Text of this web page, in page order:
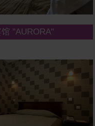
馆 "AURORA"